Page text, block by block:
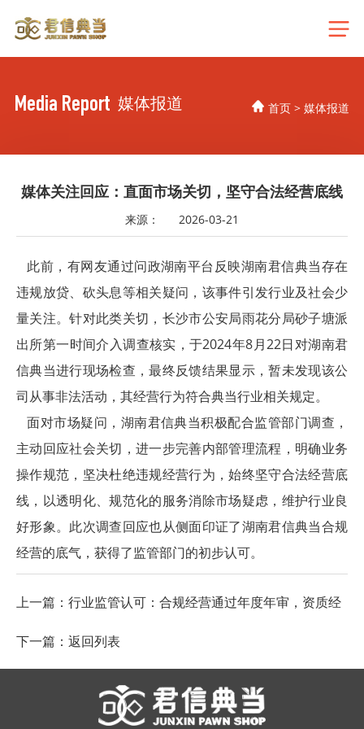
Media Report 媒体报道 首页 >媒体报道
媒体关注回应：直面市场关切，坚守合法经营底线
来源： 2026-03-21
此前，有网友通过问政湖南平台反映湖南君信典当存在
违规放贷、砍头息等相关疑问，该事件引发行业及社会少
量关注。针对此类关切，长沙市公安局雨花分局砂子塘派
出所第一时间介入调查核实，于2024年8月22日对湖南君
信典当进行现场检查，最终反馈结果显示，暂未发现该公
司从事非法活动，其经营行为符合典当行业相关规定。
面对市场疑问，湖南君信典当积极配合监管部门调查，
主动回应社会关切，进一步完善内部管理流程，明确业务
操作规范，坚决杜绝违规经营行为，始终坚守合法经营底
线，以透明化、规范化的服务消除市场疑虑，维护行业良
好形象。此次调查回应也从侧面印证了湖南君信典当合规
经营的底气，获得了监管部门的初步认可。
上一篇： 行业监管认可：合规经营通过年度年审，资质经
下一篇： 返回列表